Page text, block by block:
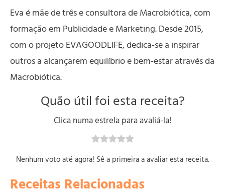
Eva é mãe de três e consultora de Macrobiótica, com
formação em Publicidade e Marketing. Desde 2015,
com o projeto EVAGOODLIFE, dedica-se a inspirar
outros a alcançarem equilíbrio e bem-estar através da
Macrobiótica.
Quão útil foi esta receita?
Clica numa estrela para avaliá-la!
Nenhum voto até agora! Sê a primeira a avaliar esta receita.
Receitas Relacionadas